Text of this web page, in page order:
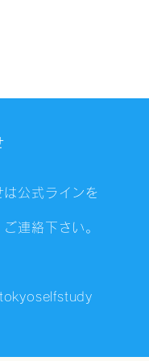
は公式ラインを
連絡下さい。